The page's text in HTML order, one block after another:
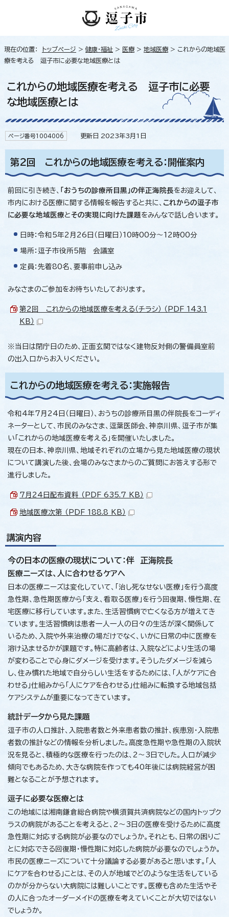
現在の位置： トップページ > 健康・福祉 > 医療 > 地域医療 > これからの地域医
療を考える 逗子市に必要な地域医療とは
これからの地域医療を考える 逗子市に必要
な地域医療とは
ページ番号1004006 更新日 2023年3月1日
第2回 これからの地域医療を考える：開催案内
前回に引き続き、 「おうちの診療所目黒」の伴正海院長をお迎えして、
市内における医療に関する情報を報告すると共に、 これからの逗子市
に必要な地域医療とその実現に向けた課題をみんなで話し合います。
日時：令和5年2月26日（日曜日）10時00分～12時00分
場所：逗子市役所5階 会議室
定員：先着80名、要事前申し込み
みなさまのご参加をお待ちいたしております。
第2回 これからの地域医療を考える（チラシ） （PDF 143.1
KB）
※当日は閉庁日のため、正面玄関ではなく建物反対側の警備員室前
の出入口からお入りください。
これからの地域医療を考える：実施報告
令和4年7月24日（日曜日）、おうちの診療所目黒の伴院長をコーディ
ネーターとして、市民のみなさま、逗葉医師会、神奈川県、逗子市が集
い「これからの地域医療を考える」を開催いたしました。
現在の日本、神奈川県、地域それぞれの立場から見た地域医療の現状
について講演した後、会場のみなさまからのご質問にお答えする形で
進行しました。
7月24日配布資料 （PDF 635.7 KB）
地域医療次第 （PDF 188.8 KB）
講演内容
今の日本の医療の現状について：伴 正海院長
医療ニーズは、人に合わせるケアへ
日本の医療ニーズは変化していて、「治し死なせない医療」を行う高度
急性期、急性期医療から「支え、看取る医療」を行う回復期、慢性期、在
宅医療に移行しています。また、生活習慣病で亡くなる方が増えてき
ています。生活習慣病は患者一人一人の日々の生活が深く関係して
いるため、入院や外来治療の場だけでなく、いかに日常の中に医療を
溶け込ませるかが課題です。特に高齢者は、入院などにより生活の場
が変わることで心身にダメージを受けます。そうしたダメージを減ら
し、住み慣れた地域で自分らしい生活をするためには、「人がケアに合
わせる」仕組みから「人にケアを合わせる」仕組みに転換する地域包括
ケアシステムが重要になってきています。
統計データから見た課題
逗子市の人口推計、入院患者数と外来患者数の推計、疾患別・入院患
者数の推計などの情報を分析しました。高度急性期や急性期の入院状
況を見ると、積極的な医療を行ったのは、2～3日でした。人口が減少
傾向でもあるため、大きな病院を作っても40年後には病院経営が困
難となることが予想されます。
逗子に必要な医療とは
この地域には湘南鎌倉総合病院や横須賀共済病院などの国内トップク
ラスの病院があることを考えると、2～3日の医療を受けるために高度
急性期に対応する病院が必要なのでしょうか。それとも、日常の困りご
とに対応できる回復期・慢性期に対応した病院が必要なのでしょうか。
市民の医療ニーズについて十分議論する必要があると思います。「人
にケアを合わせる」ことは、その人が地域でどのような生活をしている
のかが分からない大病院には難しいことです。医療も含めた生活やそ
の人に合ったオーダーメイドの医療を考えていくことが大切ではない
でしょうか。